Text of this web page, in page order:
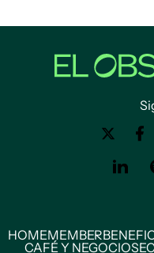
HOMEMEMBER
CAFÉ Y NEGOCIOS